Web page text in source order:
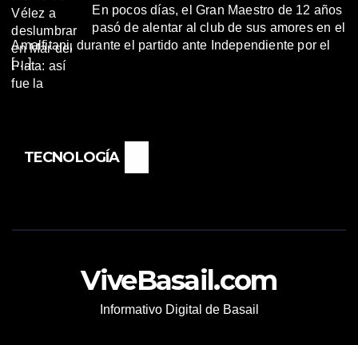
En pocos días, el Gran Maestro de 12 años
pasó de alentar al club de sus amores en el
Amalfitani, durante el partido ante Independiente por el
[…]
TECNOLOGÍA
ViveBasail.com
Informativo Digital de Basail